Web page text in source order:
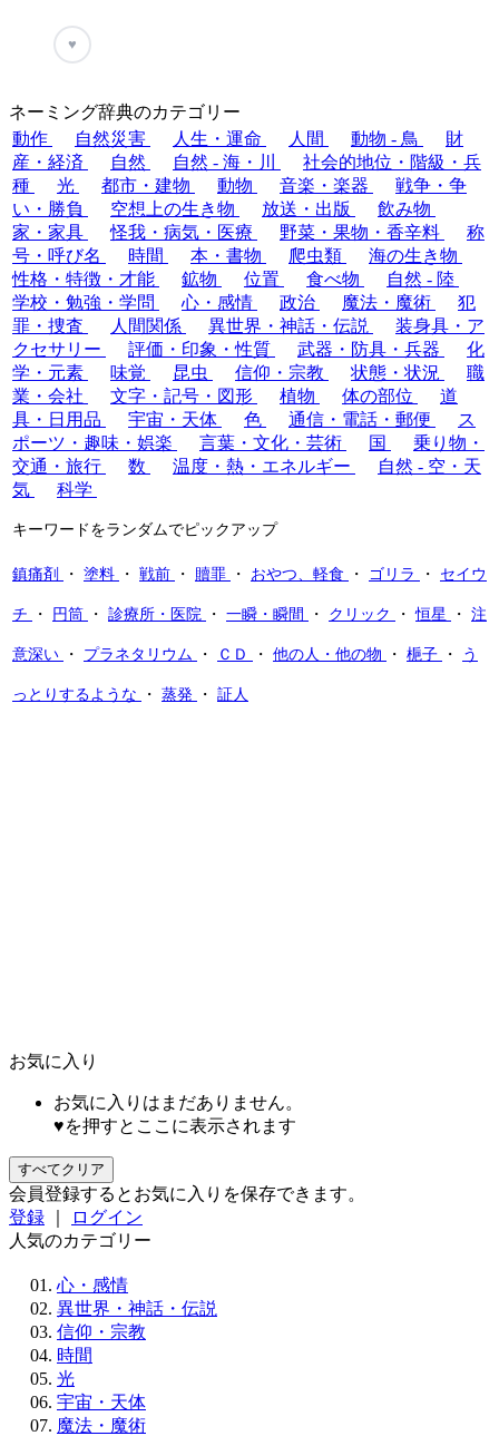
♥
ネーミング辞典のカテゴリー
動作
自然災害 人生・運命 人間 動物 - 鳥
財
産・経済
自然 自然 - 海・川
社会的地位・階級・兵
種
光 都市・建物 動物 音楽・楽器
戦争・争
い・勝負
空想上の生き物 放送・出版
飲み物
家・家具
怪我・病気・医療 野菜・果物・香辛料
称
号・呼び名
時間 本・書物 爬虫類
海の生き物
性格・特徴・才能
鉱物 位置 食べ物
自然 - 陸
学校・勉強・学問
心・感情 政治 魔法・魔術
犯
罪・捜査
人間関係 異世界・神話・伝説
装身具・ア
クセサリー
評価・印象・性質 武器・防具・兵器
化
学・元素
味覚 昆虫 信仰・宗教 状態・状況
職
業・会社
文字・記号・図形 植物 体の部位
道
具・日用品
宇宙・天体 色 通信・電話・郵便
ス
ポーツ・趣味・娯楽
言葉・文化・芸術 国
乗り物・
交通・旅行
数 温度・熱・エネルギー
自然 - 空・天
気
科学
キーワードをランダムでピックアップ
鎮痛剤 ・ 塗料 ・ 戦前 ・ 贖罪 ・ おやつ、軽食 ・ ゴリラ ・ セイウ
チ ・ 円筒 ・ 診療所・医院 ・ 一瞬・瞬間 ・ クリック ・恒星 ・ 注
意深い ・ プラネタリウム ・ ＣＤ ・ 他の人・他の物 ・ 梔子 ・ う
っとりするような ・ 蒸発 ・ 証人
お気に入り
お気に入りはまだありません。
♥を押すとここに表示されます
すべてクリア
会員登録するとお気に入りを保存できます。
登録
ログイン
人気のカテゴリー
心・感情
異世界・神話・伝説
信仰・宗教
時間
光
宇宙・天体
魔法・魔術